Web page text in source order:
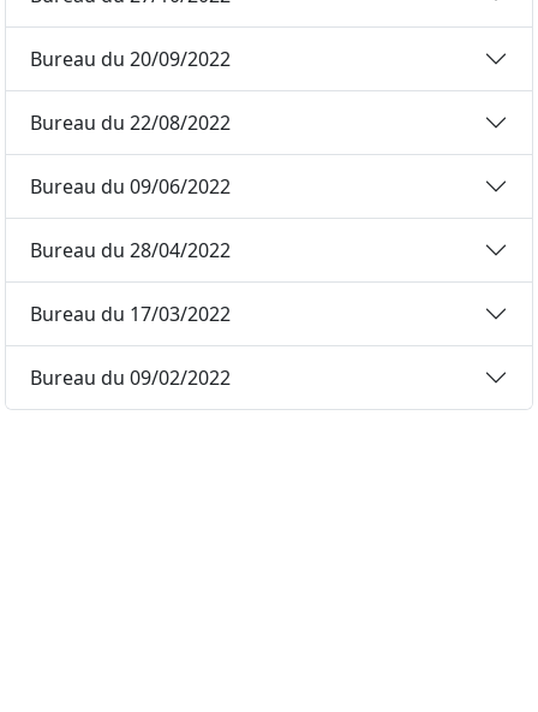
Bureau du 20/09/2022
Bureau du 22/08/2022
Bureau du 09/06/2022
Bureau du 28/04/2022
Bureau du 17/03/2022
Bureau du 09/02/2022